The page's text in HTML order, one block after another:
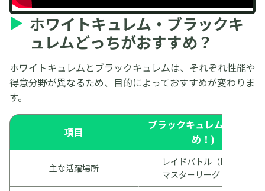
ホワイトキュレム・ブラックキ
ュレムどっちがおすすめ？
ホワイトキュレムとブラックキュレムは、それぞれ性能や
得意分野が異なるため、目的によっておすすめが変わりま
す。
項目
ブラックキュレム (おすす
め！)
主な活躍場所
レイドバトル（PVE）
マスターリーグ